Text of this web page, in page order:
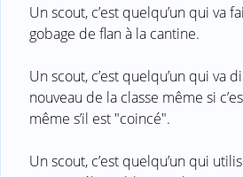
Un scout, c’est quelqu’un qui va
gobage de flan à la cantine.
Un scout, c’est quelqu’un qui va
nouveau de la classe même si
même s’il est "coincé".
Un scout, c’est quelqu’un qui